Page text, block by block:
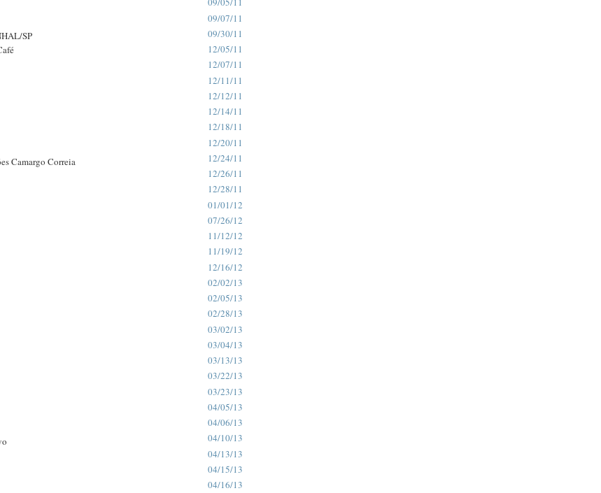
SP
Camargo Correia
09/07/11
09/30/11
12/05/11
12/07/11
12/11/11
12/12/11
12/14/11
12/18/11
12/20/11
12/24/11
12/26/11
12/28/11
01/01/12
07/26/12
11/12/12
11/19/12
12/16/12
02/02/13
02/05/13
02/28/13
03/02/13
03/04/13
03/13/13
03/22/13
03/23/13
04/05/13
04/06/13
04/10/13
04/13/13
04/15/13
04/16/13